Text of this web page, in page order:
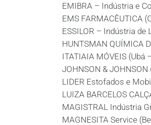
EMIBRA – Indústria e
EMS FARMACÊUTICA
ESSILOR – Indústria de
HUNTSMAN QUÍMICA
ITATIAIA MÓVEIS (Ubá
JOHNSON &
LIDER Estofados e
LUIZA BARCELOS
MAGISTRAL Indústria
MAGNESITA Service